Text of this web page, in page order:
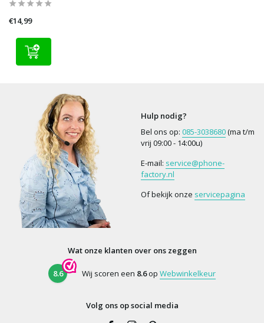
€14,99
Hulp nodig?
Bel ons op: 085-3038680(ma t/m
vrij 09:00 - 14:00u)
E-mail: service@phone-
factory.nl
Of bekijk onze servicepagina
Wat onze klanten over ons zeggen
8.6 Wij scoren een 8.6op Webwinkelkeur
Volg ons op social media